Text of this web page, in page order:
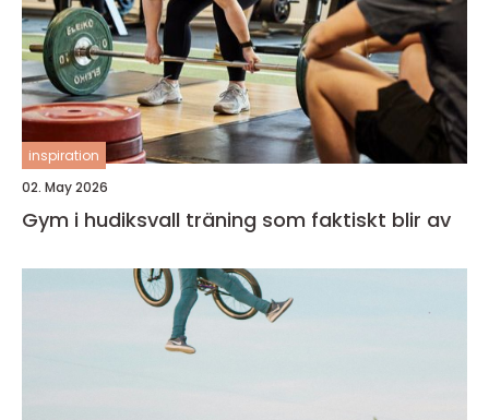
inspiration
02. May 2026
Gym i hudiksvall träning som faktiskt blir av